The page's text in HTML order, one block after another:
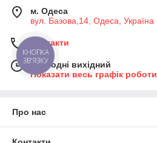
м. Одеса
вул. Базова,14, Одеса, Україна
Контакти
Сьогодні вихідний
Показати весь графік роботи
Про нас
КНОПКА
ЗВ'ЯЗКУ